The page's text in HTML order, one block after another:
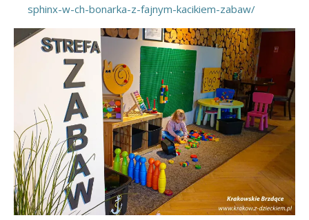
sphinx-w-ch-bonarka-z-fajnym-kacikiem-zabaw/